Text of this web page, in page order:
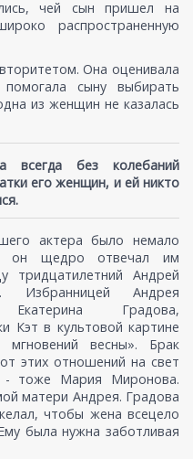
чей сын пришел на
распространенную
Она оценивала
сыну выбирать
из женщин не казалась
всегда без колебаний
его женщин, и ей никто
актера было немало
он щедро отвечал им
тридцатилетний Андрей
Избранницей Андрея
Градова,
Кэт в культовой картине
весны». Брак
этих отношений на свет
- тоже Мария Миронова.
матери Андрея. Градова
чтобы жена всецело
была нужна заботливая